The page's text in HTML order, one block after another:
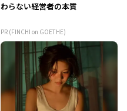
わらない経営者の本質
PR (FINCHI on GOETHE)